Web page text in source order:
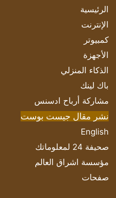
الرئيسية
الإنترنت
كمبيوتر
الأجهزة
الذكاء المنزلي
باك لينك
مشاركة أرباح ادسنس
نشر مقال جيست بوست
English
صحيفة 24 لمعلوماتك
مؤسسة اشراق العالم
صفحات